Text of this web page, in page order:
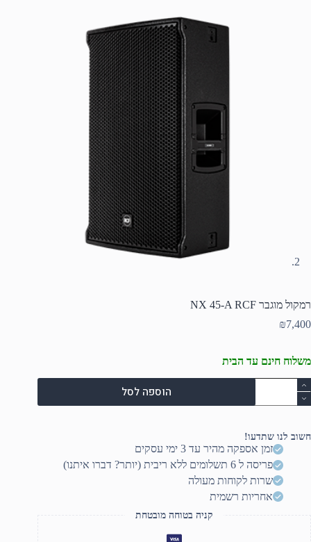
רמקול מוגבר NX 45-A RCF
₪7,400
משלוח חינם עד הבית
כמות
של
רמקול
45-
הוספה לסל
חשוב לנו שתדעו!
זמן אספקה מהיר עד 3 ימי עסקים
פריסה ל 6 תשלומים ללא ריבית (יותר? דברו איתנו)
שרות לקוחות מעולה
אחריות רשמית
קניה בטוחה מובטחת